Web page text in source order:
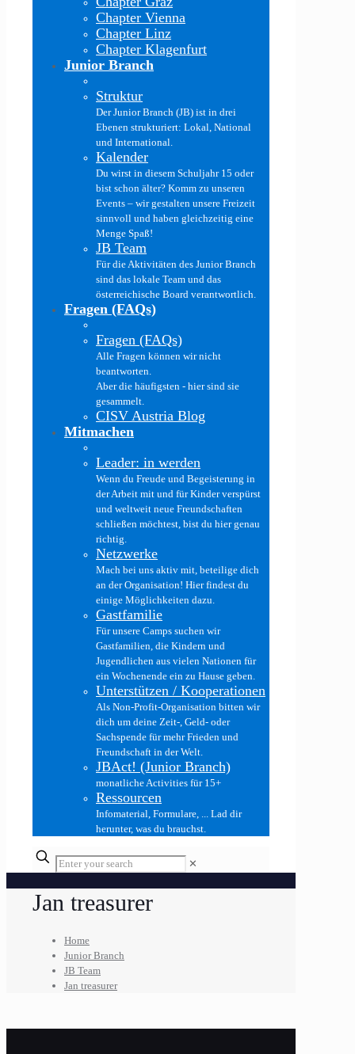
Chapter Vienna
Chapter Linz
Chapter Klagenfurt
Junior Branch
Struktur
Der Junior Branch (JB) ist in drei
Ebenen strukturiert: Lokal, National
und International.
Kalender
Du wirst in diesem Schuljahr 15 oder
bist schon älter? Komm zu unseren
Events – wir gestalten unsere Freizeit
sinnvoll und haben gleichzeitig eine
Menge Spaß!
JB Team
Für die Aktivitäten des Junior Branch
sind das lokale Team und das
österreichische Board verantwortlich.
Fragen (FAQs)
Fragen (FAQs)
Alle Fragen können wir nicht
beantworten.
Aber die häufigsten - hier sind sie
gesammelt.
CISV Austria Blog
Mitmachen
Leader: in werden
Wenn du Freude und Begeisterung in
der Arbeit mit und für Kinder verspürst
und weltweit neue Freundschaften
schließen möchtest, bist du hier genau
richtig.
Netzwerke
Mach bei uns aktiv mit, beteilige dich
an der Organisation! Hier findest du
einige Möglichkeiten dazu.
Gastfamilie
Für unsere Camps suchen wir
Gastfamilien, die Kindern und
Jugendlichen aus vielen Nationen für
ein Wochenende ein zu Hause geben.
Unterstützen / Kooperationen
Als Non-Profit-Organisation bitten wir
dich um deine Zeit-, Geld- oder
Sachspende für mehr Frieden und
Freundschaft in der Welt.
JBAct! (Junior Branch)
monatliche Activities für 15+
Ressourcen
Infomaterial, Formulare, ... Lad dir
herunter, was du brauchst.
✕
Jan treasurer
Home
Junior Branch
JB Team
Jan treasurer